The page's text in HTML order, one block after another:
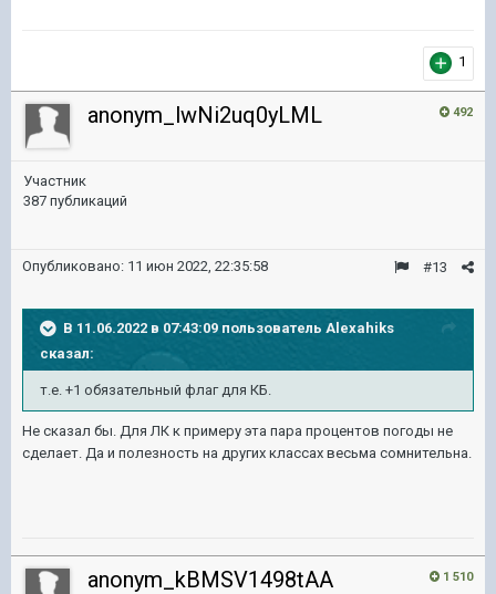
1
492
anonym_lwNi2uq0yLML
Участник
387 публикаций
#13
Опубликовано: 11 июн 2022, 22:35:58
В 11.06.2022 в 07:43:09 пользователь Alexahiks
сказал:
т.е. +1 обязательный флаг для КБ.
Не сказал бы. Для ЛК к примеру эта пара процентов погоды не
сделает. Да и полезность на других классах весьма сомнительна.
1 510
anonym_kBMSV1498tAA